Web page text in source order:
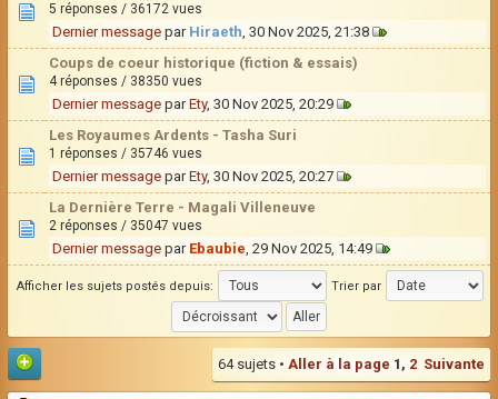
5 réponses / 36172 vues
Dernier message par Hiraeth, 30 Nov 2025, 21:38
Coups de coeur historique (fiction & essais)
4 réponses / 38350 vues
Dernier message parEty, 30 Nov 2025, 20:29
Les Royaumes Ardents - Tasha Suri
1 réponses / 35746 vues
Dernier message parEty, 30 Nov 2025, 20:27
La Dernière Terre - Magali Villeneuve
2 réponses / 35047 vues
Dernier message par Ebaubie, 29 Nov 2025, 14:49
Afficher les sujets postés depuis: Trier par
64 sujets • Aller à la page 1 , 2 Suivante